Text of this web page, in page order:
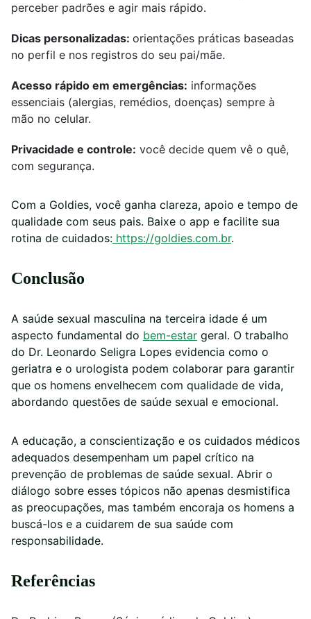
perceber padrões e agir mais rápido.
Dicas personalizadas: orientações práticas baseadas
no perfil e nos registros do seu pai/mãe.
Acesso rápido em emergências: informações
essenciais (alergias, remédios, doenças) sempre à
mão no celular.
Privacidade e controle: você decide quem vê o quê,
com segurança.
Com a Goldies, você ganha clareza, apoio e tempo de
qualidade com seus pais. Baixe o app e facilite sua
rotina de cuidados: https://goldies.com.br.
Conclusão
A saúde sexual masculina na terceira idade é um
aspecto fundamental do bem-estar geral. O trabalho
do Dr. Leonardo Seligra Lopes evidencia como o
geriatra e o urologista podem colaborar para garantir
que os homens envelhecem com qualidade de vida,
abordando questões de saúde sexual e emocional.
A educação, a conscientização e os cuidados médicos
adequados desempenham um papel crítico na
prevenção de problemas de saúde sexual. Abrir o
diálogo sobre esses tópicos não apenas desmistifica
as preocupações, mas também encoraja os homens a
buscá-los e a cuidarem de sua saúde com
responsabilidade.
Referências